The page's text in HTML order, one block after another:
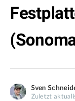
Blog
Sven
Zuletzt